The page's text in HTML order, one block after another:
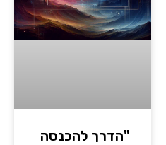
"הדרך להכנסה